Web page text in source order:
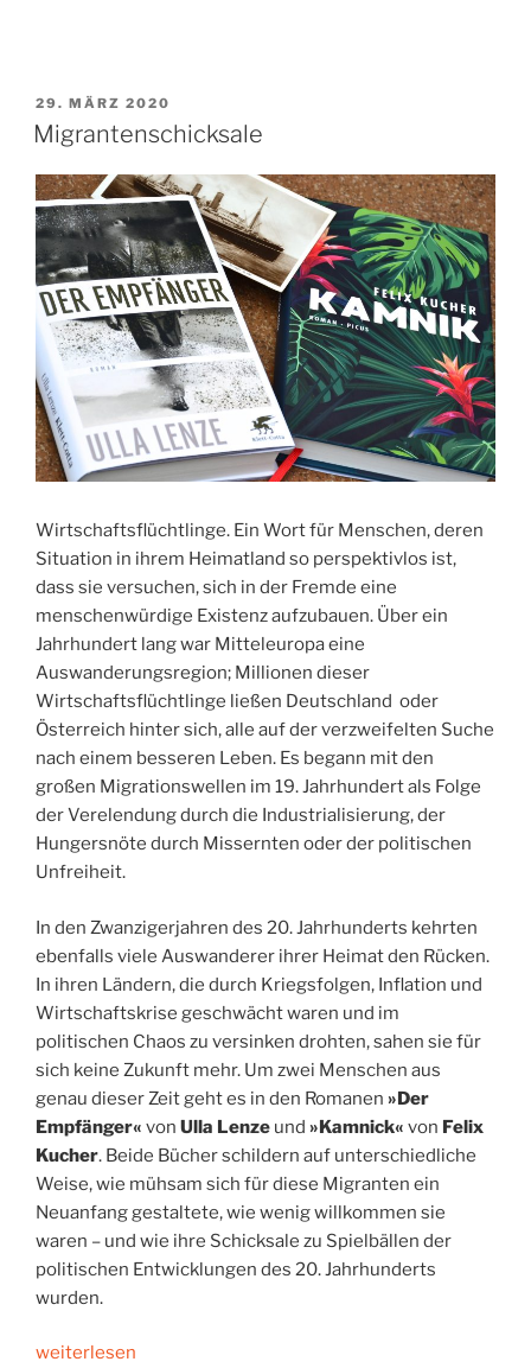
VERÖFFENTLICHT
AM
29. MÄRZ 2020
Migrantenschicksale
Wirtschaftsflüchtlinge. Ein Wort für Menschen, deren
Situation in ihrem Heimatland so perspektivlos ist,
dass sie versuchen, sich in der Fremde eine
menschenwürdige Existenz aufzubauen. Über ein
Jahrhundert lang war Mitteleuropa eine
Auswanderungsregion; Millionen dieser
Wirtschaftsflüchtlinge ließen Deutschland oder
Österreich hinter sich, alle auf der verzweifelten Suche
nach einem besseren Leben. Es begann mit den
großen Migrationswellen im 19. Jahrhundert als Folge
der Verelendung durch die Industrialisierung, der
Hungersnöte durch Missernten oder der politischen
Unfreiheit.
In den Zwanzigerjahren des 20. Jahrhunderts kehrten
ebenfalls viele Auswanderer ihrer Heimat den Rücken.
In ihren Ländern, die durch Kriegsfolgen, Inflation und
Wirtschaftskrise geschwächt waren und im
politischen Chaos zu versinken drohten, sahen sie für
sich keine Zukunft mehr. Um zwei Menschen aus
genau dieser Zeit geht es in den Romanen »Der
Empfänger« von Ulla Lenze und »Kamnick« von Felix
Kucher. Beide Bücher schildern auf unterschiedliche
Weise, wie mühsam sich für diese Migranten ein
Neuanfang gestaltete, wie wenig willkommen sie
waren – und wie ihre Schicksale zu Spielbällen der
politischen Entwicklungen des 20. Jahrhunderts
wurden.
„Migrantenschicksale“
weiterlesen